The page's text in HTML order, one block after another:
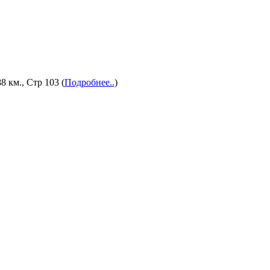
км., Стр 103 (Подробнее..)